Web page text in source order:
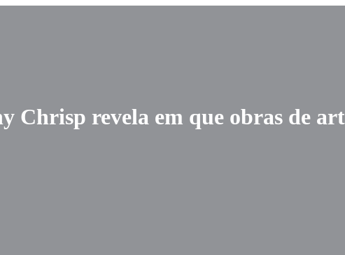
Chrisp revela em que obras de